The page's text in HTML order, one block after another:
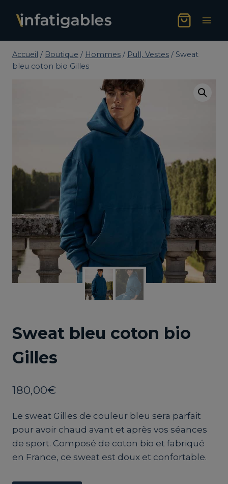
Accueil / Boutique / Hommes / Pull, Vestes / Sweat
bleu coton bio Gilles
Sweat bleu coton bio
Gilles
180,00€
Le sweat Gilles de couleur bleu sera parfait
pour avoir chaud avant et après vos séances
de sport. Composé de coton bio et fabriqué
en France, ce sweat est doux et confortable.